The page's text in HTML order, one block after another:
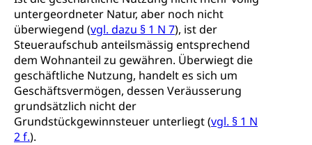
untergeordneter Natur, aber noch nicht
überwiegend (vgl. dazu § 1 N 7), ist der
Steueraufschub anteilsmässig entsprechend
dem Wohnanteil zu gewähren. Überwiegt die
geschäftliche Nutzung, handelt es sich um
Geschäftsvermögen, dessen Veräusserung
grundsätzlich nicht der
Grundstückgewinnsteuer unterliegt (vgl. § 1 N
2 f.).